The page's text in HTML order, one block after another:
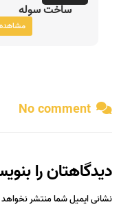
ساخت سوله
مشاهده
No comment
دیدگاهتان را
نشانی ایمیل شما منتشر